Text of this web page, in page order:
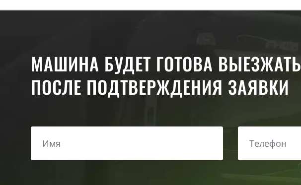
МАШИНА БУДЕТ ГОТОВА ВЫЕЗЖАТЬ
ПОСЛЕ ПОДТВЕРЖДЕНИЯ ЗАЯВКИ